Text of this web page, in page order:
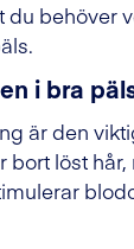
behöver
i bra
är den
bort löst